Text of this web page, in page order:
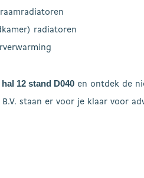
radiatoren
hal 12 stand D040 en ontdek de
staan er voor je klaar voor